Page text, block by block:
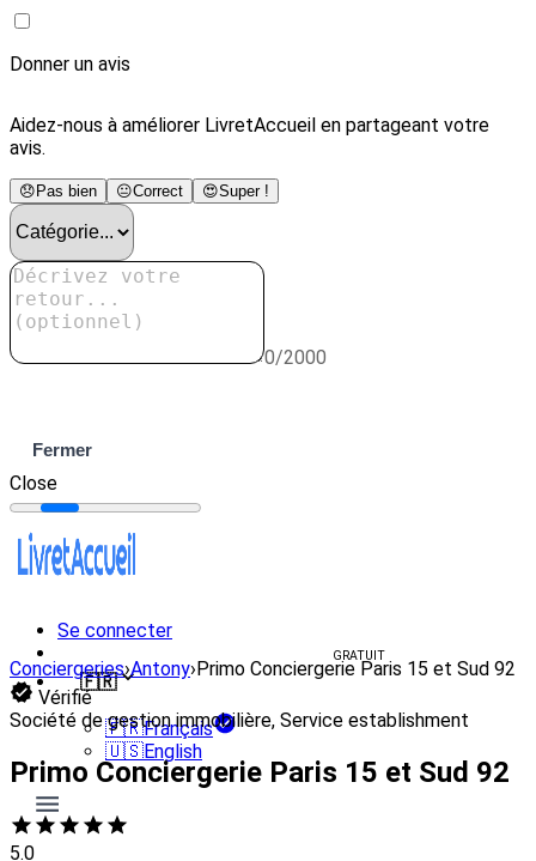
Donner un avis
Aidez-nous à améliorer LivretAccueil en partageant votre
avis.
😞 Pas bien 😐Correct 😍Super !
0/2000
Fermer
Close
Se connecter
GRATUIT
🇫🇷
🇫🇷Français
🇺🇸English
Conciergeries›Antony› Primo Conciergerie Paris 15 et Sud 92
Vérifié
Société de gestion immobilière, Service establishment
Primo Conciergerie Paris 15 et Sud 92
5.0